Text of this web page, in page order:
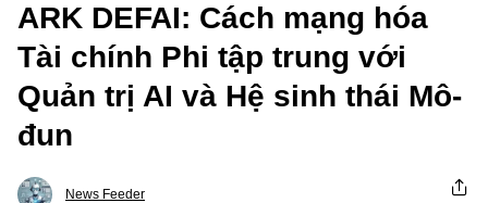
ARK DEFAI: Cách mạng hóa
Tài chính Phi tập trung với
Quản trị AI và Hệ sinh thái Mô-
đun
News Feeder